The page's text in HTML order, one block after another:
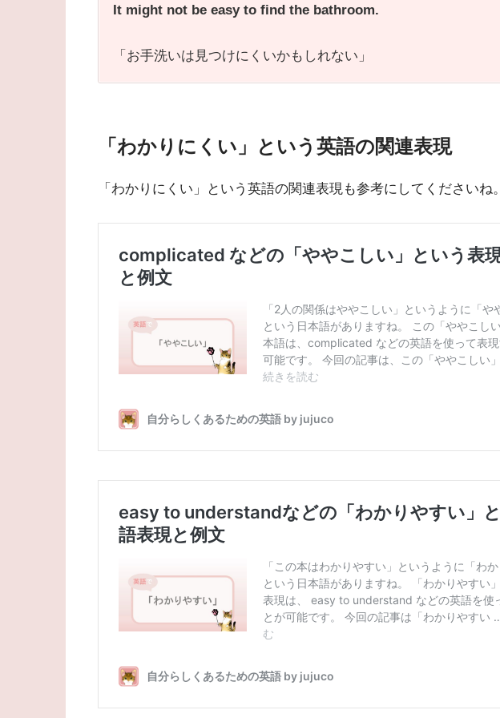
It might not be easy to find the bathroom.
「お手洗いは見つけにくいかもしれない」
「わかりにくい」という英語の関連表現
「わかりにくい」という英語の関連表現も参考にしてくださいね。